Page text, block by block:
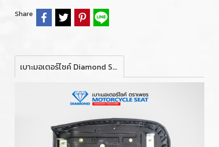
Share
เบาะมอเตอร์ไซค์ Diamond Seat สำหรับรถจักรยานยนต์ รุ่น Suzuki A100SR